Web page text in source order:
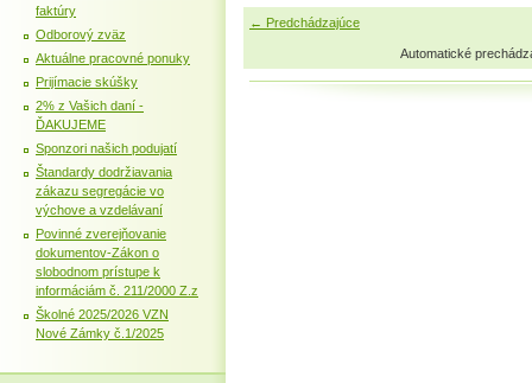
← Predchádzajúce
Automatické
faktúry
Odborový zväz
Aktuálne pracovné ponuky
Prijímacie skúšky
2% z Vašich daní -
ĎAKUJEME
Sponzori našich podujatí
Štandardy dodržiavania
zákazu segregácie vo
výchove a vzdelávaní
Povinné zverejňovanie
dokumentov-Zákon o
slobodnom prístupe k
informáciám č. 211/2000 Z.z
Školné 2025/2026 VZN
Nové Zámky č.1/2025